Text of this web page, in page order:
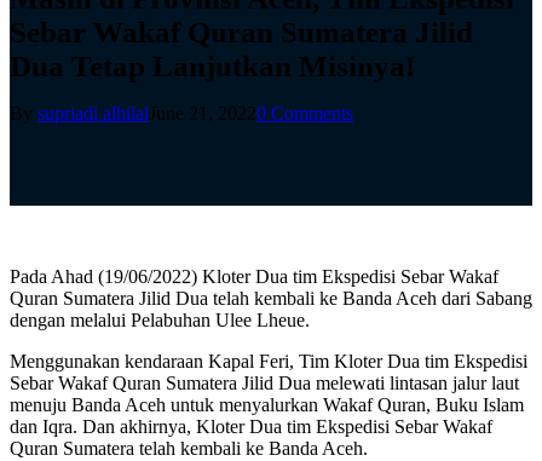
Sebar Wakaf Quran Sumatera Jilid
Dua Tetap Lanjutkan Misinya!
By supriadi alhilal June 21, 20220 Comments
Pada Ahad (19/06/2022) Kloter Dua tim Ekspedisi Sebar Wakaf
Quran Sumatera Jilid Dua telah kembali ke Banda Aceh dari Sabang
dengan melalui Pelabuhan Ulee Lheue.
Menggunakan kendaraan Kapal Feri, Tim Kloter Dua tim Ekspedisi
Sebar Wakaf Quran Sumatera Jilid Dua melewati lintasan jalur laut
menuju Banda Aceh untuk menyalurkan Wakaf Quran, Buku Islam
dan Iqra. Dan akhirnya, Kloter Dua tim Ekspedisi Sebar Wakaf
Quran Sumatera telah kembali ke Banda Aceh.